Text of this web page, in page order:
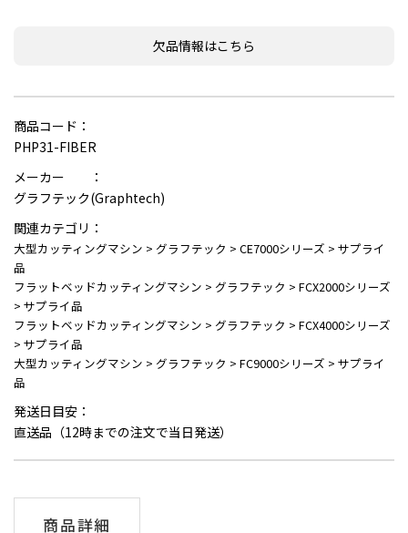
欠品情報はこちら
商品コード：
PHP31-FIBER
メーカー ：
グラフテック(Graphtech)
関連カテゴリ：
大型カッティングマシン > グラフテック > CE7000シリーズ > サプライ
品
フラットベッドカッティングマシン > グラフテック > FCX2000シリーズ
> サプライ品
フラットベッドカッティングマシン > グラフテック > FCX4000シリーズ
> サプライ品
大型カッティングマシン > グラフテック > FC9000シリーズ > サプライ
品
発送日目安：
直送品（12時までの注文で当日発送）
商品詳細